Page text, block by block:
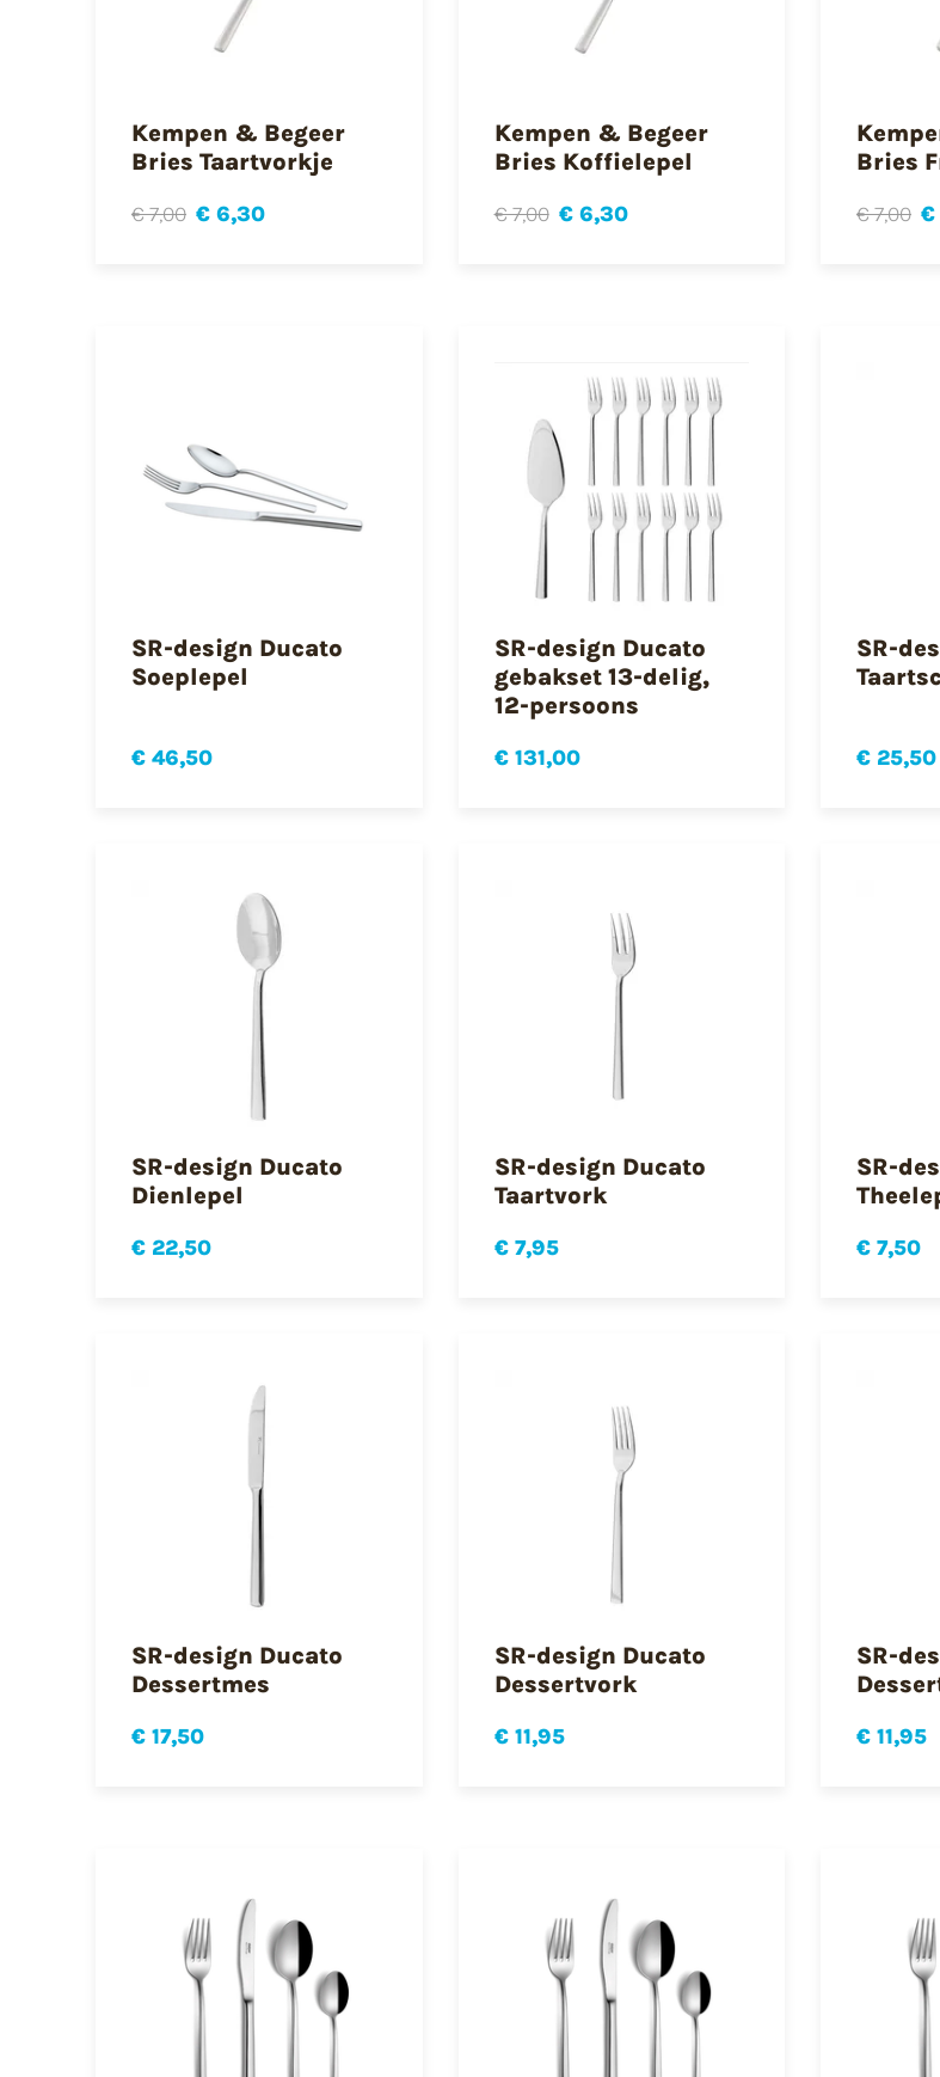
Kempen & Begeer
Bries Taartvorkje
€ 7,00 € 6,30
Kempen & Begeer
Bries Koffielepel
€ 7,00 € 6,30
Bries
€ 7,00 €
SR-design Ducato
Soeplepel
€ 46,50
SR-design Ducato
gebakset 13-delig,
12-persoons
€ 131,00
SR-
€ 25,50
SR-design Ducato
Dienlepel
€ 22,50
SR-design Ducato
Taartvork
€ 7,95
SR-
€ 7,50
SR-design Ducato
Dessertmes
€ 17,50
SR-design Ducato
Dessertvork
€ 11,95
SR-
€ 11,95